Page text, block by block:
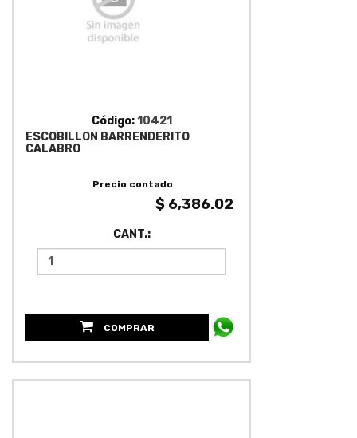
Código:10421
ESCOBILLON BARRENDERITO
CALABRO
Precio contado
$ 6,386.02
CANT.:
COMPRAR